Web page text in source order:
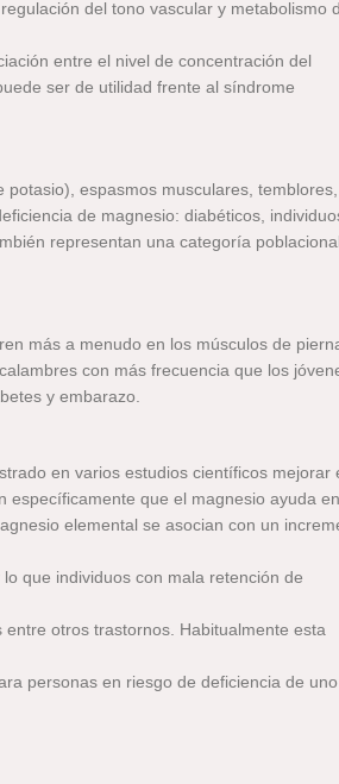
del tono vascular y metabolismo
entre el nivel de concentración del
ser de utilidad frente al síndrome
espasmos musculares, temblores,
de magnesio: diabéticos,
representan una categoría
más a menudo en los músculos de
con más frecuencia que los
y embarazo.
en varios estudios científicos mejorar
específicamente que el magnesio ayuda en
elemental se asocian con un
que individuos con mala retención de
otros trastornos. Habitualmente esta
personas en riesgo de deficiencia de